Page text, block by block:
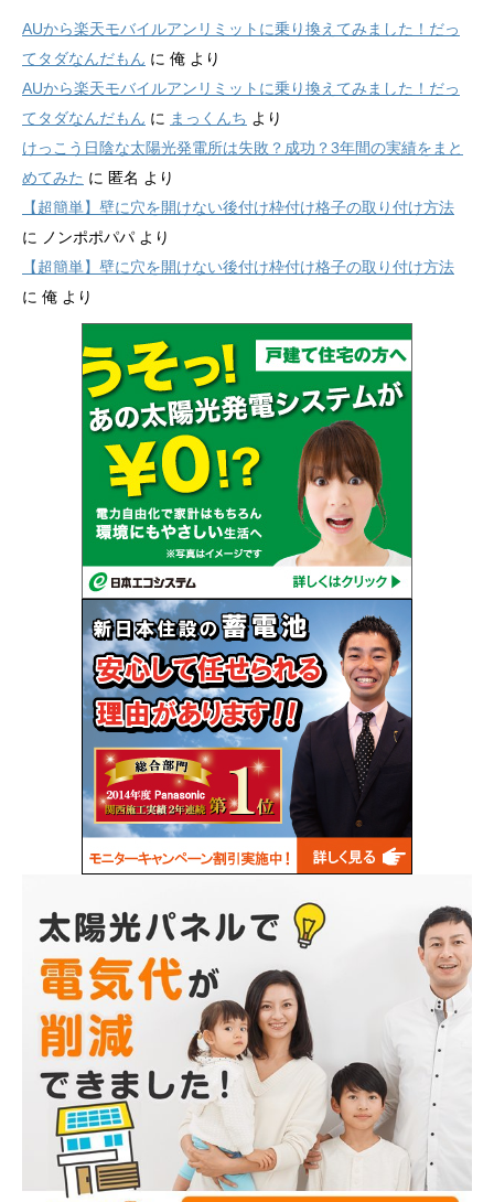
AUから楽天モバイルアンリミットに乗り換えてみました！だっ
てタダなんだもん に 俺 より
AUから楽天モバイルアンリミットに乗り換えてみました！だっ
てタダなんだもん に まっくんち より
けっこう日陰な太陽光発電所は失敗？成功？3年間の実績をまと
めてみた に 匿名 より
【超簡単】壁に穴を開けない後付け枠付け格子の取り付け方法
に
ノンポポパパ より
【超簡単】壁に穴を開けない後付け枠付け格子の取り付け方法
に 俺 より